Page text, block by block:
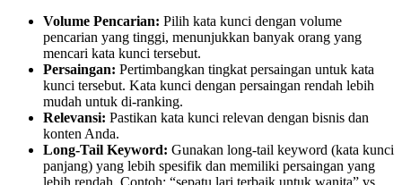
Volume Pencarian: Pilih kata kunci dengan volume
pencarian yang tinggi, menunjukkan banyak orang yang
mencari kata kunci tersebut.
Persaingan: Pertimbangkan tingkat persaingan untuk kata
kunci tersebut. Kata kunci dengan persaingan rendah lebih
mudah untuk di-ranking.
Relevansi: Pastikan kata kunci relevan dengan bisnis dan
konten Anda.
Long-Tail Keyword: Gunakan long-tail keyword (kata kunci
panjang) yang lebih spesifik dan memiliki persaingan yang
lebih rendah. Contoh: “sepatu lari terbaik untuk wanita” vs